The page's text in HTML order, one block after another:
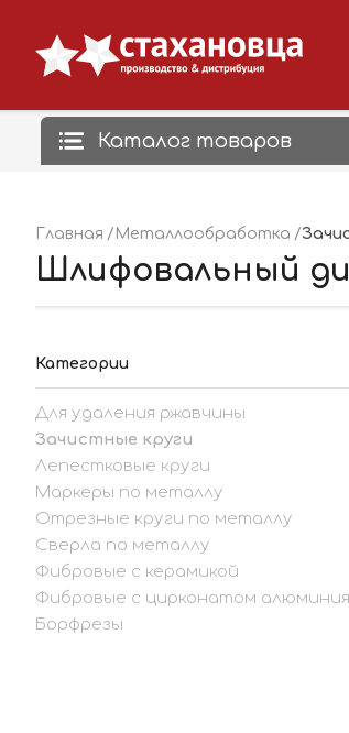
Каталог товаров
Главная Металлообработка
Шлифовальный
Категории
Для удаления ржавчины
Зачистные круги
Лепестковые круги
Маркеры по металлу
Отрезные круги по металлу
Сверла по металлу
Фибровые с керамикой
Фибровые с цирконатом алюминия
Борфрезы